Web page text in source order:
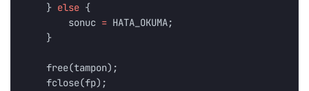
} else {
sonuc = HATA_OKUMA;
}
free(tampon);
fclose(fp);